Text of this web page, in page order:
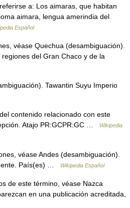
a: Los aimaras, que habitan
aimara, lengua amerindia del
Español
véase Quechua (desambiguación).
del Gran Chaco y de la
Tawantin Suyu Imperio
contenido relacionado con este
Atajo PR:GCPR:GC …
Wikipedia
véase Andes (desambiguación).
País(es) …
Wikipedia Español
de este término, véase Nazca
en una publicación acreditada,